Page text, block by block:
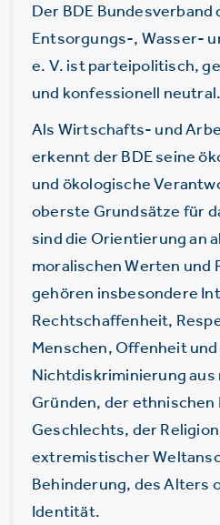
Der BDE
Entsorgungs-, Wasser-
e. V. ist parteipolitisch,
und konfessionell neutral.
Als Wirtschafts- und
erkennt der BDE seine
und ökologische
oberste Grundsätze für
sind die Orientierung an
moralischen Werten und
gehören insbesondere
Rechtschaffenheit,
Menschen, Offenheit
Nichtdiskriminierung aus
Gründen, der
Geschlechts, der
extremistischer
Behinderung, des Alters
Identität.